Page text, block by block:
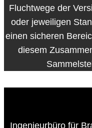
Fluchtwege der
oder jeweiligen
einen sicheren
diesem
Ingenieurbüro für